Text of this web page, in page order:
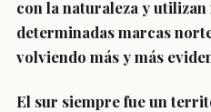
con la naturaleza y
determinadas marcas
volviendo más y más
El sur siempre fue un